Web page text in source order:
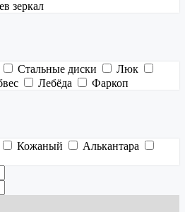
зеркал
Стальные диски
Люк
Лебёда
Фаркоп
Кожаный
Алькантара